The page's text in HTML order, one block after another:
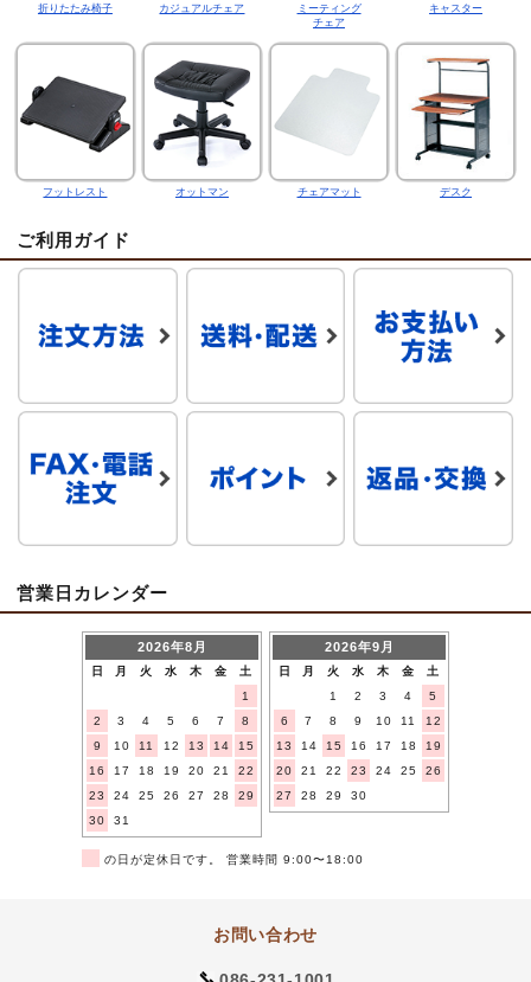
折りたたみ椅子 カジュアルチェア
ミーティング
チェア
キャスター
フットレスト オットマン チェアマット デスク
ご利用ガイド
営業日カレンダー
2026年8月
日 月 火 水 木 金
土
1
2
3 4 5 6 7
8
9
10 11 12 13 14
15
16
17 18 19 20 21
22
23
24 25 26 27 28
29
30
31
2026年9月
日 月 火 水 木 金
土
1
2 3 4
5
6
7 8 9 10 11
12
13
14 15 16 17 18
19
20
21 22 23 24 25
26
27
28 29 30
の日が定休日です。 営業時間 9:00〜18:00
お問い合わせ